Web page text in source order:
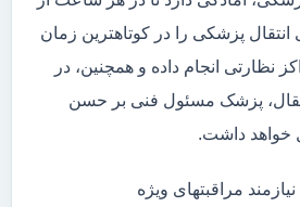
پزشکی را در کوتاهترین زمان
نظارتی انجام داده و همچنین، در
پزشک مسئول فنی بر حسن
خواهد داشت.
مراقبتهای ویژه